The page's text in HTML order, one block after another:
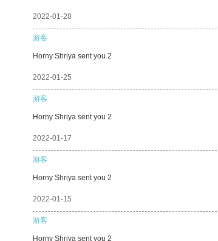
2022-01-28
游客
Horny Shriya sent you 2
2022-01-25
游客
Horny Shriya sent you 2
2022-01-17
游客
Horny Shriya sent you 2
2022-01-15
游客
Horny Shriya sent you 2